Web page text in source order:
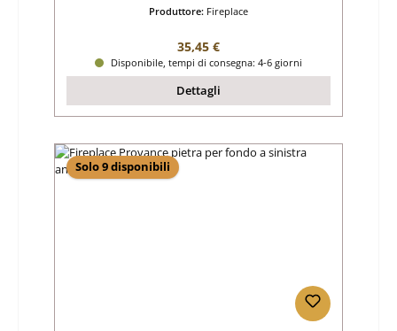
Produttore: Fireplace
Prezzo normale:
35,45 €
Disponibile, tempi di consegna: 4-6 giorni
Dettagli
Solo 9 disponibili